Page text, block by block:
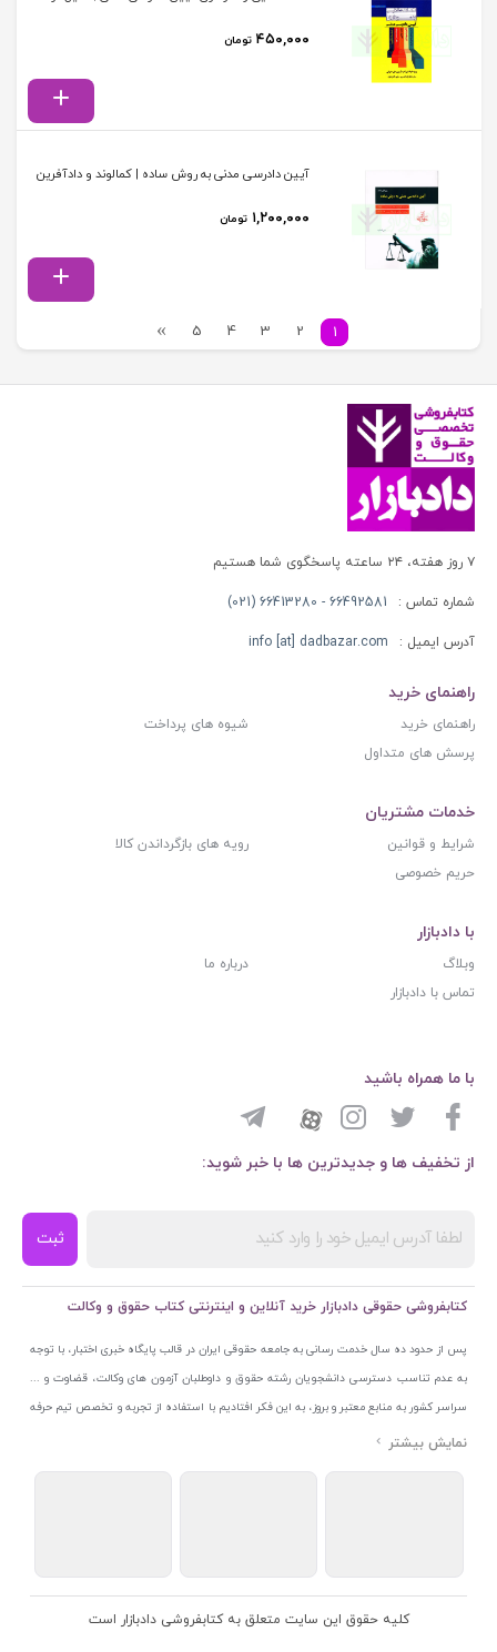
۴۵۰,۰۰۰ تومان
آیین دادرسی مدنی به روش ساده | کمالوند و دادآفرین
۱,۲۰۰,۰۰۰ تومان
1
2
3
4
5
۷ روز هفته، ۲۴ ساعته پاسخگوی شما هستیم
شماره تماس : 66492581 - 66413280 (021)
آدرس ایمیل : info [at] dadbazar.com
راهنمای خرید
راهنمای خرید
شیوه های پرداخت
پرسش های متداول
خدمات مشتریان
شرایط و قوانین
رویه های بازگرداندن کالا
حریم خصوصی
با دادبازار
وبلاگ
درباره ما
تماس با دادبازار
از تخفیف ها و جدیدترین ها با خبر شوید:
ثبت
با ما همراه باشید
کتابفروشی حقوقی دادبازار خرید آنلاین و اینترنتی کتاب حقوق و وکالت
پس از حدود ده سال خدمت رسانی به جامعه حقوقی ایران در قالب پایگاه خبری اختبار، با توجه
به عدم تناسب دسترسی دانشجویان رشته حقوق و داوطلبان آزمون های وکالت، قضاوت و ...
سراسر کشور به منابع معتبر و بروز، به این فکر افتادیم با استفاده از تجربه و تخصص تیم حرفه
ای اختبار خدمتی جدید به جامعه حقوقی ایران ارائه کنیم. به این منظور با راه اندازی و تجهیز
اتحادیه ناشران و کتابفروشان تهران به منظور ارائه مطمئن ترین خدمات مجموعه بسیار کامل و
کلیه حقوق این سایت متعلق به کتابفروشی دادبازار است